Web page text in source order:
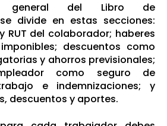
general del Libro de
divide en estas secciones:
RUT del colaborador; haberes
descuentos como
y ahorros previsionales;
como seguro de
e indemnizaciones; y
descuentos y aportes.